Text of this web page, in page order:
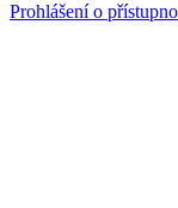
Prohlášení o